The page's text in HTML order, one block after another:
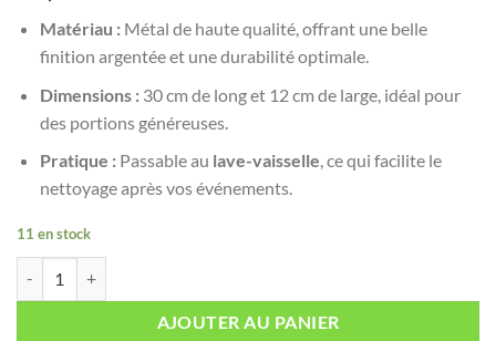
Matériau :Métal de haute qualité, offrant une belle
finition argentée et une durabilité optimale.
Dimensions :30 cm de long et 12 cm de large, idéal pour
des portions généreuses.
Pratique :Passable au lave-vaisselle, ce qui facilite le
nettoyage après vos événements.
11 en stock
AJOUTER AU PANIER